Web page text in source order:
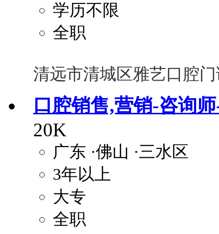
学历不限
全职
清远市清城区雅艺口腔
口腔销售,营销-咨询
20K
广东 ·佛山 ·三水区
3年以上
大专
全职